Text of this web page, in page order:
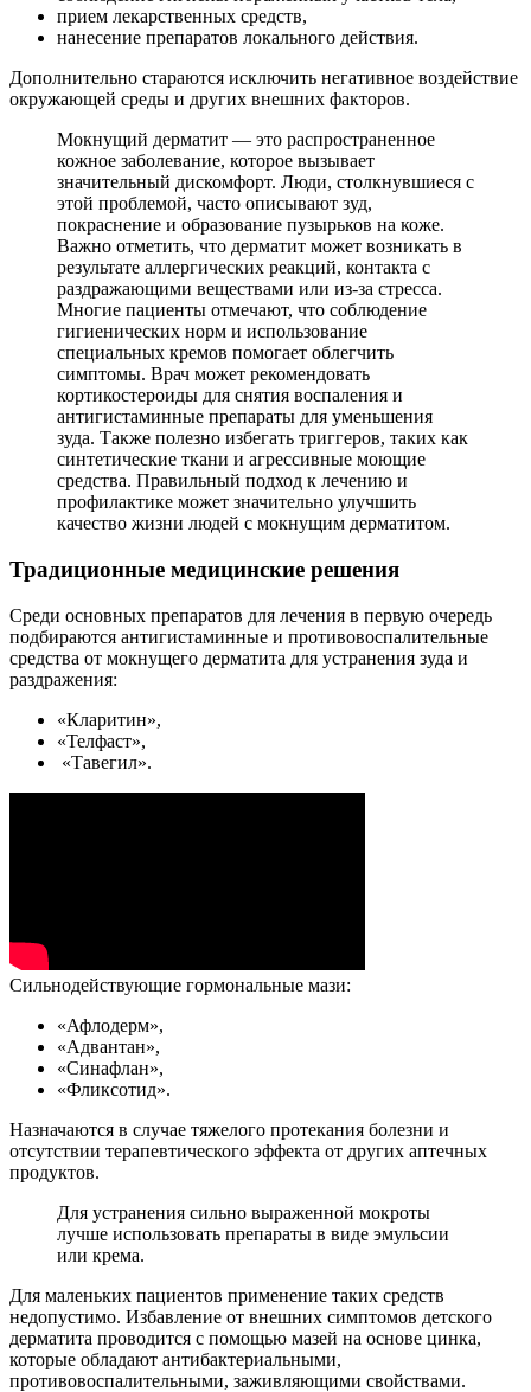
прием лекарственных средств,
нанесение препаратов локального действия.
Дополнительно стараются исключить негативное воздействие
окружающей среды и других внешних факторов.
Мокнущий дерматит — это распространенное
кожное заболевание, которое вызывает
значительный дискомфорт. Люди, столкнувшиеся с
этой проблемой, часто описывают зуд,
покраснение и образование пузырьков на коже.
Важно отметить, что дерматит может возникать в
результате аллергических реакций, контакта с
раздражающими веществами или из-за стресса.
Многие пациенты отмечают, что соблюдение
гигиенических норм и использование
специальных кремов помогает облегчить
симптомы. Врач может рекомендовать
кортикостероиды для снятия воспаления и
антигистаминные препараты для уменьшения
зуда. Также полезно избегать триггеров, таких как
синтетические ткани и агрессивные моющие
средства. Правильный подход к лечению и
профилактике может значительно улучшить
качество жизни людей с мокнущим дерматитом.
Традиционные медицинские решения
Среди основных препаратов для лечения в первую очередь
подбираются антигистаминные и противовоспалительные
средства от мокнущего дерматита для устранения зуда и
раздражения:
«Кларитин»,
«Телфаст»,
«Тавегил».
Сильнодействующие гормональные мази:
«Афлодерм»,
«Адвантан»,
«Синафлан»,
«Фликсотид».
Назначаются в случае тяжелого протекания болезни и
отсутствии терапевтического эффекта от других аптечных
продуктов.
Для устранения сильно выраженной мокроты
лучше использовать препараты в виде эмульсии
или крема.
Для маленьких пациентов применение таких средств
недопустимо. Избавление от внешних симптомов детского
дерматита проводится с помощью мазей на основе цинка,
которые обладают антибактериальными,
противовоспалительными, заживляющими свойствами.